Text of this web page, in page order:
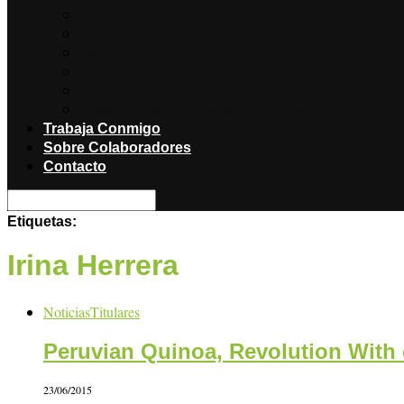
Trabaja Conmigo
Sobre Colaboradores
Contacto
Etiquetas:
Irina Herrera
NoticiasTitulares
Peruvian Quinoa, Revolution With
23/06/2015